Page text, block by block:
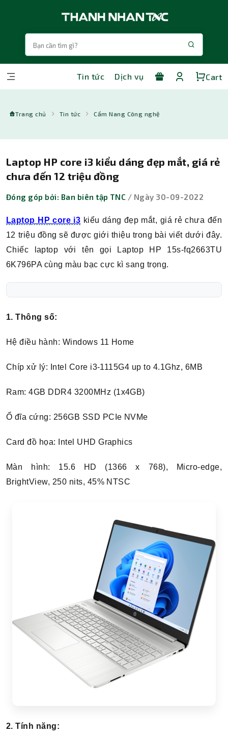
Tin tức Dịch vụ Cart
Trang chủ Tin tức Cẩm Nang Công nghệ
Laptop HP core i3 kiểu dáng đẹp mắt, giá rẻ
chưa đến 12 triệu đồng
Đóng góp bởi: Ban biên tập TNC / Ngày 30-09-2022
Laptop HP core i3 kiểu dáng đẹp mắt, giá rẻ chưa đến
12 triệu đồng sẽ được giới thiệu trong bài viết dưới đây.
Chiếc laptop với tên gọi Laptop HP 15s-fq2663TU
6K796PA cùng màu bạc cực kì sang trọng.
1. Thông số:
Hệ điều hành: Windows 11 Home
Chíp xử lý: Intel Core i3-1115G4 up to 4.1Ghz, 6MB
Ram: 4GB DDR4 3200MHz (1x4GB)
Ổ đĩa cứng: 256GB SSD PCIe NVMe
Card đồ họa: Intel UHD Graphics
Màn hình: 15.6 HD (1366 x 768), Micro-edge,
BrightView, 250 nits, 45% NTSC
2. Tính năng: